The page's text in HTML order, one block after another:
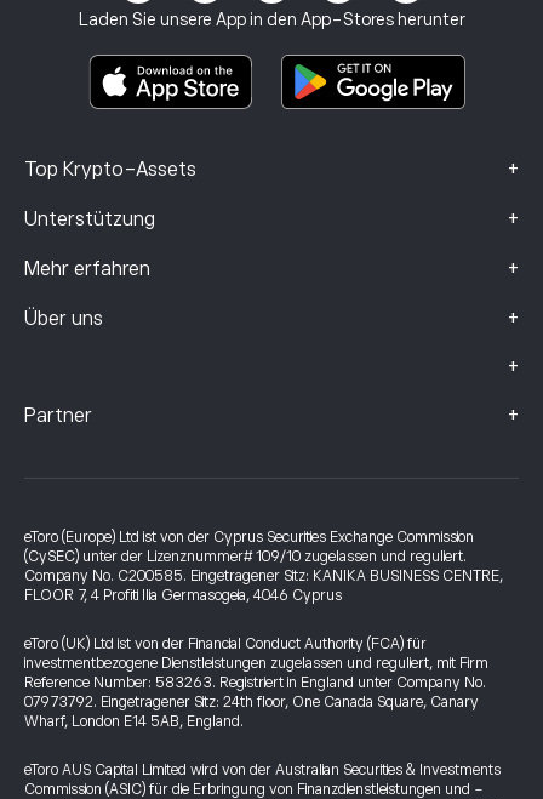
Laden Sie unsere App in den App-Stores herunter
Top Krypto-Assets +
Unterstützung +
Mehr erfahren +
Über uns +
+
Basisinformationsblatt
Beschwerdedaten (FCA-Kunden)
Partner +
Anlageversicherung
eToro (Europe) Ltd ist von der Cyprus Securities Exchange Commission
(CySEC) unter der Lizenznummer# 109/10 zugelassen und reguliert.
Company No. C200585. Eingetragener Sitz: KANIKA BUSINESS CENTRE,
FLOOR 7, 4 Profiti Ilia Germasogeia, 4046 Cyprus
eToro (UK) Ltd ist von der Financial Conduct Authority (FCA) für
investmentbezogene Dienstleistungen zugelassen und reguliert, mit Firm
Reference Number: 583263. Registriert in England unter Company No.
07973792. Eingetragener Sitz: 24th floor, One Canada Square, Canary
Wharf, London E14 5AB, England.
eToro AUS Capital Limited wird von der Australian Securities & Investments
Commission (ASIC) für die Erbringung von Finanzdienstleistungen und -